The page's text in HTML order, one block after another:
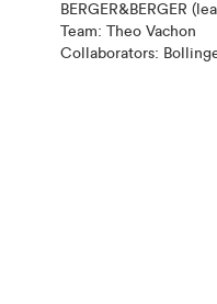
BERGER&BERGER
Team: Theo Vachon
Collaborators: